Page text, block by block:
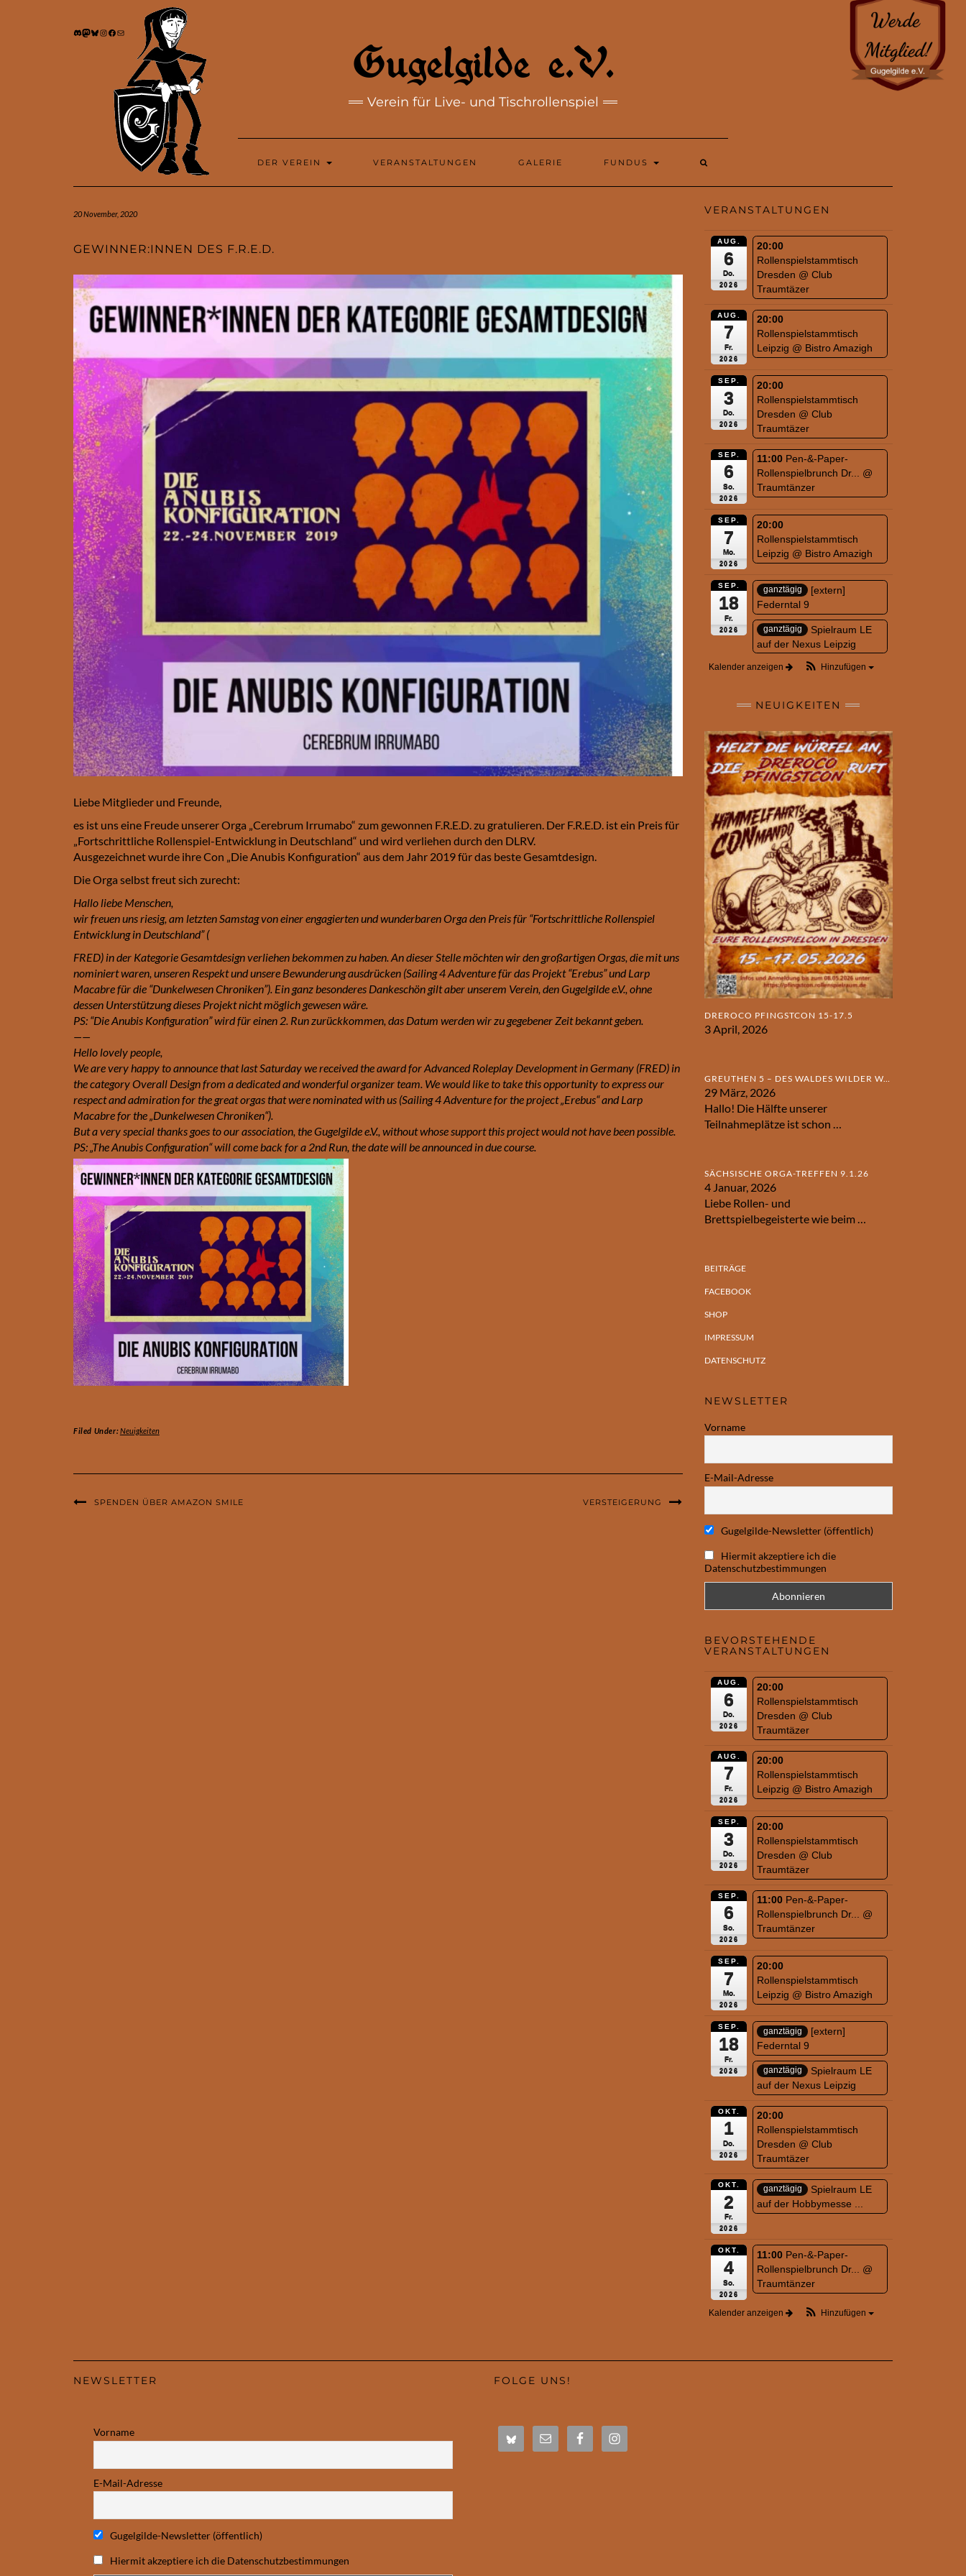
DISCORD
MASTODON
BLUESKY
INSTAGRAM
FACEBOOK
E-MAIL
Gugelgilde e.V.
Verein für Live- und Tischrollenspiel
DER VEREIN VERANSTALTUNGEN GALERIE FUNDUS
20 November, 2020
GEWINNER:INNEN DES F.R.E.D.
Liebe Mitglieder und Freunde,
es ist uns eine Freude unserer Orga „Cerebrum Irrumabo“ zum gewonnen F.R.E.D. zu gratulieren. Der F.R.E.D. ist ein Preis für
„Fortschrittliche Rollenspiel-Entwicklung in Deutschland“ und wird verliehen durch den DLRV.
Ausgezeichnet wurde ihre Con „Die Anubis Konfiguration“ aus dem Jahr 2019 für das beste Gesamtdesign.
Die Orga selbst freut sich zurecht:
Hallo liebe Menschen,
wir freuen uns riesig, am letzten Samstag von einer engagierten und wunderbaren Orga den Preis für “Fortschrittliche Rollenspiel
Entwicklung in Deutschland” (
FRED) in der Kategorie Gesamtdesign verliehen bekommen zu haben. An dieser Stelle möchten wir den großartigen Orgas, die mit uns
nominiert waren, unseren Respekt und unsere Bewunderung ausdrücken (Sailing 4 Adventure für das Projekt “Erebus” und Larp
Macabre für die “Dunkelwesen Chroniken”). Ein ganz besonderes Dankeschön gilt aber unserem Verein, den Gugelgilde e.V., ohne
dessen Unterstützung dieses Projekt nicht möglich gewesen wäre.
PS: “Die Anubis Konfiguration” wird für einen 2. Run zurückkommen, das Datum werden wir zu gegebener Zeit bekannt geben.
——
Hello lovely people,
We are very happy to announce that last Saturday we received the award for Advanced Roleplay Development in Germany (FRED) in
the category Overall Design from a dedicated and wonderful organizer team. We would like to take this opportunity to express our
respect and admiration for the great orgas that were nominated with us (Sailing 4 Adventure for the project „Erebus“ and Larp
Macabre for the „Dunkelwesen Chroniken“).
But a very special thanks goes to our association, the Gugelgilde e.V., without whose support this project would not have been possible.
PS: „The Anubis Configuration“ will come back for a 2nd Run, the date will be announced in due course.
Filed Under:Neuigkeiten
SPENDEN ÜBER AMAZON SMILE VERSTEIGERUNG
VERANSTALTUNGEN
AUG.
6
Do.
2026
20:00
Rollenspielstammtisch
Dresden @ Club
Traumtäzer
AUG.
7
Fr.
2026
20:00
Rollenspielstammtisch
Leipzig @ Bistro Amazigh
SEP.
3
Do.
2026
20:00
Rollenspielstammtisch
Dresden @ Club
Traumtäzer
SEP.
6
So.
2026
11:00 Pen-&-Paper-
Rollenspielbrunch Dr... @
Traumtänzer
SEP.
7
Mo.
2026
20:00
Rollenspielstammtisch
Leipzig @ Bistro Amazigh
SEP.
18
Fr.
2026
ganztägig
[extern]
Federntal 9
ganztägig
Spielraum LE
auf der Nexus Leipzig
Kalender anzeigen Hinzufügen
NEUIGKEITEN
DREROCO PFINGSTCON 15-17.5
3 April, 2026
GREUTHEN 5 – DES WALDES WILDER WAHN
29 März, 2026
Hallo! Die Hälfte unserer
Teilnahmeplätze ist schon
SÄCHSISCHE ORGA-TREFFEN 9.1.26
4 Januar, 2026
Liebe Rollen- und
Brettspielbegeisterte wie beim
BEITRÄGE
FACEBOOK
SHOP
IMPRESSUM
DATENSCHUTZ
NEWSLETTER
Vorname
E-Mail-Adresse
Gugelgilde-Newsletter (öffentlich)
Hiermit akzeptiere ich die
Datenschutzbestimmungen
BEVORSTEHENDE
VERANSTALTUNGEN
AUG.
6
Do.
2026
20:00
Rollenspielstammtisch
Dresden @ Club
Traumtäzer
AUG.
7
Fr.
2026
20:00
Rollenspielstammtisch
Leipzig @ Bistro Amazigh
SEP.
3
Do.
2026
20:00
Rollenspielstammtisch
Dresden @ Club
Traumtäzer
SEP.
6
So.
2026
11:00 Pen-&-Paper-
Rollenspielbrunch Dr... @
Traumtänzer
SEP.
7
Mo.
2026
20:00
Rollenspielstammtisch
Leipzig @ Bistro Amazigh
SEP.
18
Fr.
2026
ganztägig
[extern]
Federntal 9
ganztägig
Spielraum LE
auf der Nexus Leipzig
OKT.
1
Do.
2026
20:00
Rollenspielstammtisch
Dresden @ Club
Traumtäzer
OKT.
2
Fr.
2026
ganztägig
Spielraum LE
auf der Hobbymesse ...
OKT.
4
So.
2026
11:00 Pen-&-Paper-
Rollenspielbrunch Dr... @
Traumtänzer
Kalender anzeigen Hinzufügen
NEWSLETTER
Vorname
E-Mail-Adresse
Gugelgilde-Newsletter (öffentlich)
Hiermit akzeptiere ich die Datenschutzbestimmungen
FOLGE UNS!